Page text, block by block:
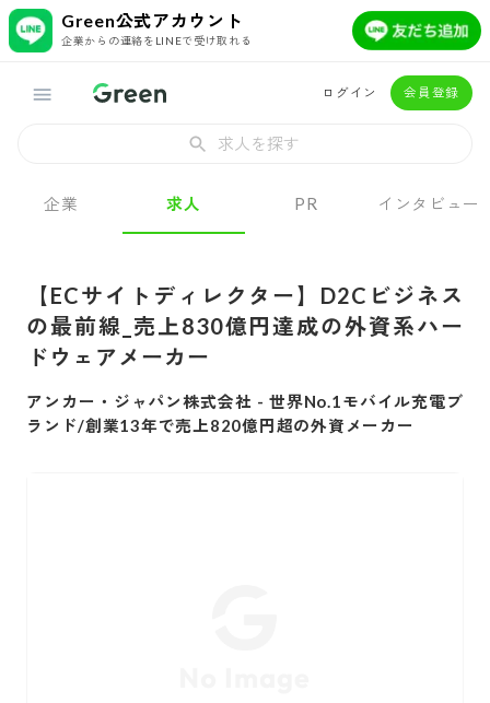
Green公式アカウント
企業からの連絡をLINEで受け取れる
ログイン 会員登録
求人を探す
企業 求人 PR インタビュー
【ECサイトディレクター】D2Cビジネス
の最前線_売上830億円達成の外資系ハー
ドウェアメーカー
アンカー・ジャパン株式会社 - 世界No.1モバイル充電ブ
ランド/創業13年で売上820億円超の外資メーカー